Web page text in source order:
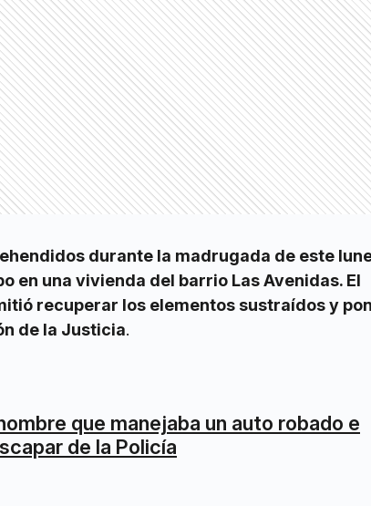
durante la madrugada de este
en una vivienda del barrio Las Avenidas. El
recuperar los elementos sustraídos y
de la Justicia.
que manejaba un auto robado e
de la Policía